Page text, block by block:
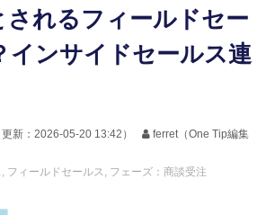
料金プラン
セミナー
されるフィールドセー
インサイドセールス連
更新： 2026-05-20 13:42 ）
ferret（One Tip編集
フィールドセールス フェーズ：商談受注